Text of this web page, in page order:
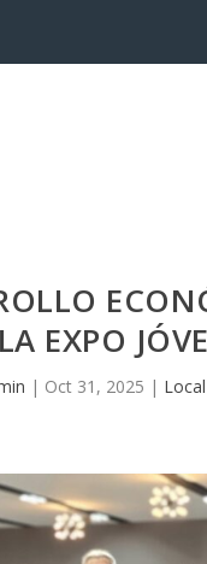
EXPO
| Oct 31, 2025 | Local